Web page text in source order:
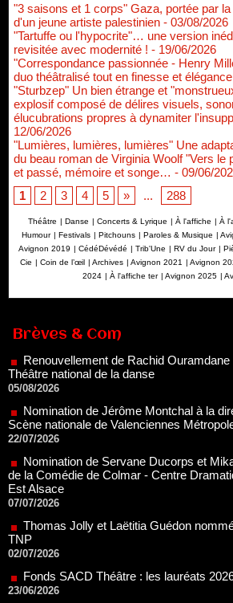
"3 saisons et 1 corps" Gaza, portée par
d'un jeune artiste palestinien - 03/08/2026
"Tartuffe ou l'hypocrite"… une version
revisitée avec modernité ! - 19/06/2026
"Correspondance passionnée - Henry
duo théâtralisé tout en finesse et élégance
"Sturbzep" Un bien étrange et
explosif composé de délires visuels,
élucubrations propres à dynamiter
12/06/2026
"Lumières, lumières, lumières" Une
du beau roman de Virginia Woolf "Vers le
et passé, mémoire et songe… - 09/06/
1
2 3 4 5 » ... 288
Théâtre | Danse | Concerts & Lyrique | À l'affiche | À
Humour | Festivals | Pitchouns | Paroles & Musique |
Avignon 2019 | CédéDévédé | Trib'Une | RV du Jour |
Cie | Coin de l’œil | Archives | Avignon 2021 | Avignon
2024 | À l'affiche ter | Avignon 2025 |
Brèves & Com
05/08/2026
Nomination de Jérôme Montchal à la
Scène nationale de Valenciennes
22/07/2026
Nomination de Servane Ducorps et
de la Comédie de Colmar - Centre
Est Alsace
Thomas Jolly et Laëtitia Guédon
TNP
02/07/2026
Fonds SACD Théâtre : les lauréats 2026
23/06/2026
Dispositif ARTCENA Écrire pour le
20/06/2026
Le palmarès des prix SACD 2026